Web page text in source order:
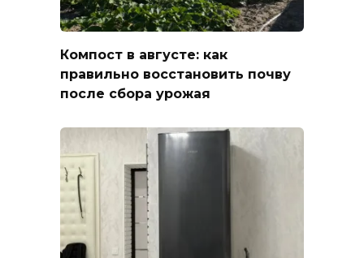
Компост в августе: как
правильно восстановить почву
после сбора урожая